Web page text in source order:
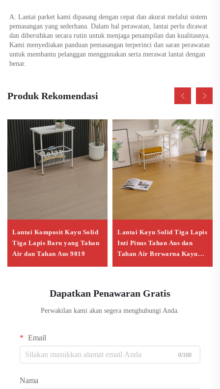
A: Lantai parket kami dipasang dengan cepat dan akurat melalui sistem
pemasangan yang sederhana. Dalam hal perawatan, lantai perlu dirawat
dan dibersihkan secara rutin untuk menjaga penampilan dan kualitasnya.
Kami menyediakan panduan pemasangan terperinci dan saran perawatan
untuk membantu pelanggan menggunakan serta merawat lantai dengan
benar.
Produk Rekomendasi
Lantai Komposit Kayu Solid
Tiga Lapis Baru yang Tahan
Air dan Tahan Aus 9019
Lantai Kayu Solid Tiga Lapis
Inti Pinus Tahan Aus dan
Tahan Air Berwarna Kayu
Dapatkan Penawaran Gratis
Perwakilan kami akan segera menghubungi Anda.
Email
0/100
Nama